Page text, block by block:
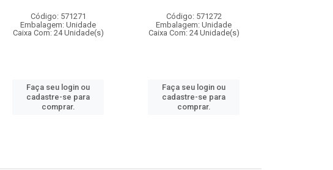
Código: 571271
Embalagem: Unidade
Caixa Com: 24 Unidade(s)
Faça seu login ou
cadastre-se para
comprar.
Código: 571272
Embalagem: Unidade
Caixa Com: 24 Unidade(s)
Faça seu login ou
cadastre-se para
comprar.